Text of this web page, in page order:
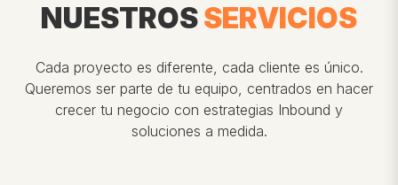
NUESTROSSERVICIOS
Cada proyecto es diferente, cada cliente es único.
Queremos ser parte de tu equipo, centrados en hacer
crecer tu negocio con estrategias Inbound y
soluciones a medida.